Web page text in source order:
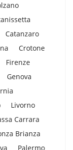
Catanzaro
Crotone
Firenze
Genova
Livorno
Carrara
Brianza
Palermo